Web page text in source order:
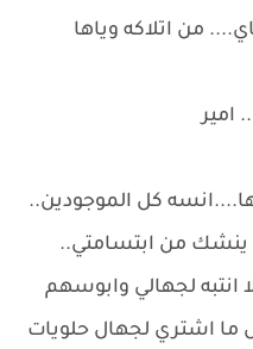
من اتلاكه وياها
كل الموجودين..
من ابتسامتي..
انتبه لجهالي وابوسهم
اشتري لجهال حلويات